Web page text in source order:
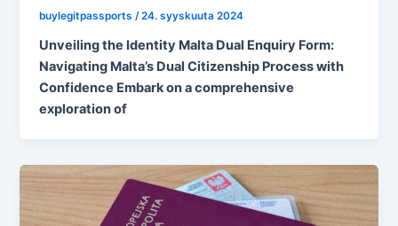
buylegitpassports/24. syyskuuta 2024
Unveiling the Identity Malta Dual Enquiry Form:
Navigating Malta’s Dual Citizenship Process with
Confidence Embark on a comprehensive
exploration of